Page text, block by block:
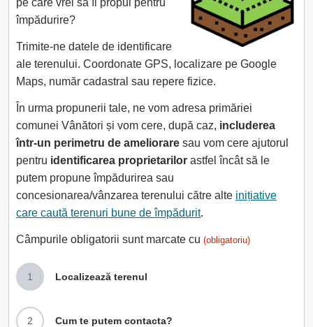
pe care vrei să îl propui pentru
împădurire?
Trimite-ne datele de identificare
ale terenului. Coordonate GPS, localizare pe Google
Maps, număr cadastral sau repere fizice.
În urma propunerii tale, ne vom adresa primăriei
comunei Vânători și vom cere, după caz, includerea
într-un perimetru de ameliorare sau vom cere ajutorul
pentru identificarea proprietarilor astfel încât să le
putem propune împădurirea sau
concesionarea/vânzarea terenului către alte inițiative
care caută terenuri bune de împădurit.
Câmpurile obligatorii sunt marcate cu (obligatoriu)
1 Localizează terenul
2 Cum te putem contacta?